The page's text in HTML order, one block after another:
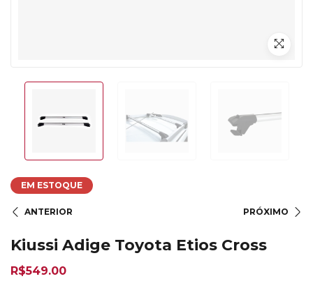
EM ESTOQUE
ANTERIOR PRÓXIMO
Kiussi Adige Toyota Etios Cross
R$549.00